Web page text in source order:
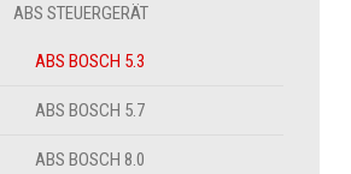
ABS STEUERGERÄT
ABS BOSCH 5.3
ABS BOSCH 5.7
ABS BOSCH 8.0